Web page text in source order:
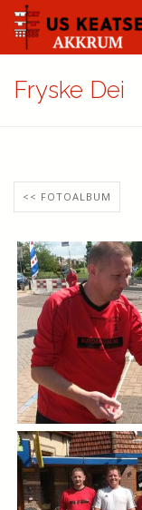
Fryske Dei
<< FOTOALBUM